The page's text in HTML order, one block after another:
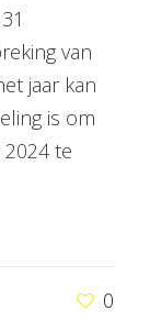
van
jaar kan
is om
te
0